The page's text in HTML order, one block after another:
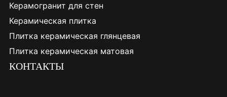
Керамогранит для стен
Керамическая плитка
Плитка керамическая глянцевая
Плитка керамическая матовая
КОНТАКТЫ